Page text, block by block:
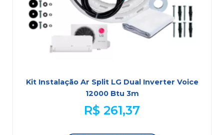
Kit Instalação Ar Split LG Dual Inverter Voice
12000 Btu 3m
R$ 261,37